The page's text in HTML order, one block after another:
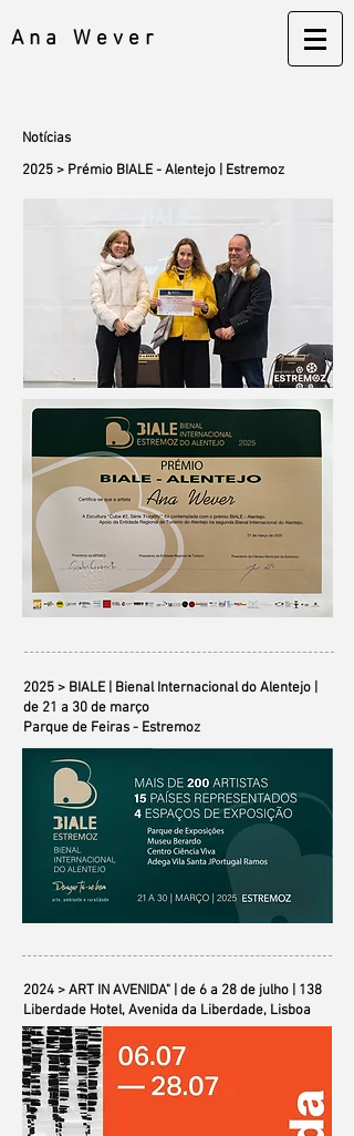
A n a W e v e r
Notícias
2025 > Prémio BIALE - Alentejo |
Estremoz
2025 > BIALE | Bienal Internacional do Alentejo |
de 21 a 30 de março
Parque de Feiras - Estremoz
2024 > ART IN AVENIDA" | de 6 a 28 de julho | 138
Liberdade Hotel, Avenida da Liberdade, Lisboa